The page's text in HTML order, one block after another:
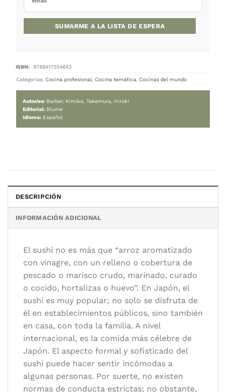
30.500
Cambiar moneda: ARS
Este producto está agotado.
avisaremos cuando vuelva a estar disponible.
Categorías:Cocina profesional,Cocina temática,Cocinas del
Autor/es: Barber, Kimiko, Takemura, Hiroki
Editorial:Blume
Idioma:Español
DESCRIPCIÓN
INFORMACIÓN ADICIONAL
El sushi no es más que “arroz aromatizado
con vinagre, con un relleno o cobertura de
pescado o marisco crudo, marinado, curado
o cocido, hortalizas o huevo”. En Japón, el
sushi es muy popular; no solo se disfruta de
él en establecimientos públicos, sino también
en casa, con toda la familia. A nivel
internacional, es la comida más célebre de
Japón. El aspecto formal y sofisticado del
sushi puede hacer sentir incómodas a
algunas personas. Por suerte, no existen
normas de conducta estrictas; no obstante,